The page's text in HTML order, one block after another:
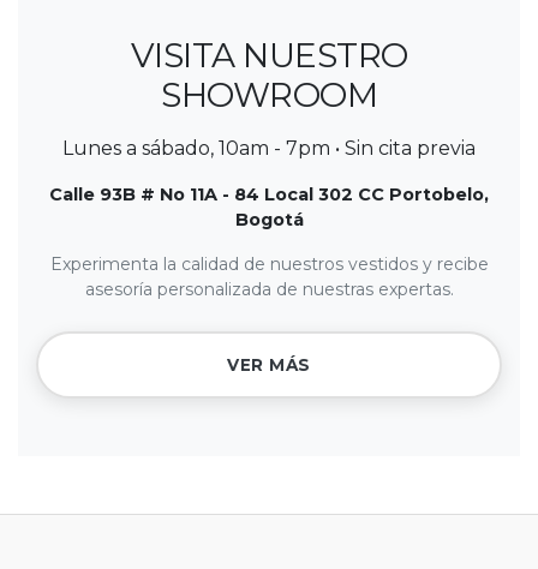
VISITA NUESTRO
SHOWROOM
Lunes a sábado, 10am - 7pm • Sin cita previa
Calle 93B # No 11A - 84 Local 302 CC Portobelo,
Bogotá
Experimenta la calidad de nuestros vestidos y recibe
asesoría personalizada de nuestras expertas.
VER MÁS